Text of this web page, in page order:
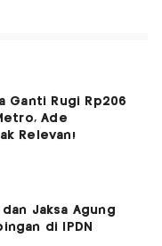
Ganti Rugi Rp206
Ade
Relevan!
Jaksa Agung
di IPDN